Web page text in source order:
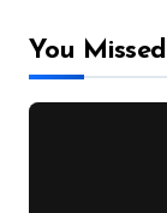
You Missed